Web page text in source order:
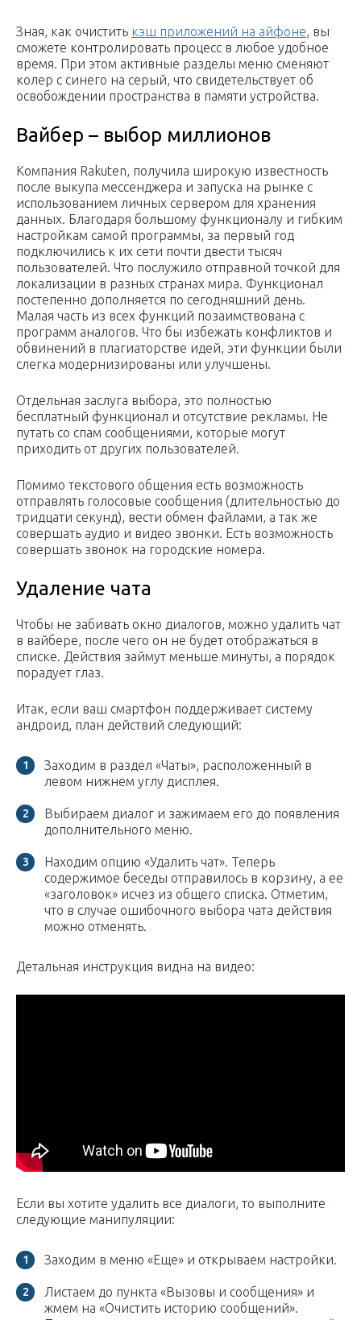
Зная, как очистить кэш приложений на айфоне, вы
сможете контролировать процесс в любое удобное
время. При этом активные разделы меню сменяют
колер с синего на серый, что свидетельствует об
освобождении пространства в памяти устройства.
Вайбер – выбор миллионов
Компания Rakuten, получила широкую известность
после выкупа мессенджера и запуска на рынке с
использованием личных сервером для хранения
данных. Благодаря большому функционалу и гибким
настройкам самой программы, за первый год
подключились к их сети почти двести тысяч
пользователей. Что послужило отправной точкой для
локализации в разных странах мира. Функционал
постепенно дополняется по сегодняшний день.
Малая часть из всех функций позаимствована с
программ аналогов. Что бы избежать конфликтов и
обвинений в плагиаторстве идей, эти функции были
слегка модернизированы или улучшены.
Отдельная заслуга выбора, это полностью
бесплатный функционал и отсутствие рекламы. Не
путать со спам сообщениями, которые могут
приходить от других пользователей.
Помимо текстового общения есть возможность
отправлять голосовые сообщения (длительностью до
тридцати секунд), вести обмен файлами, а так же
совершать аудио и видео звонки. Есть возможность
совершать звонок на городские номера.
Удаление чата
Чтобы не забивать окно диалогов, можно удалить чат
в вайбере, после чего он не будет отображаться в
списке. Действия займут меньше минуты, а порядок
порадует глаз.
Итак, если ваш смартфон поддерживает систему
андроид, план действий следующий:
Заходим в раздел «Чаты», расположенный в
левом нижнем углу дисплея.
Выбираем диалог и зажимаем его до появления
дополнительного меню.
Находим опцию «Удалить чат». Теперь
содержимое беседы отправилось в корзину, а ее
«заголовок» исчез из общего списка. Отметим,
что в случае ошибочного выбора чата действия
можно отменять.
Детальная инструкция видна на видео:
Если вы хотите удалить все диалоги, то выполните
следующие манипуляции:
Заходим в меню «Еще» и открываем настройки.
Листаем до пункта «Вызовы и сообщения» и
жмем на «Очистить историю сообщений».